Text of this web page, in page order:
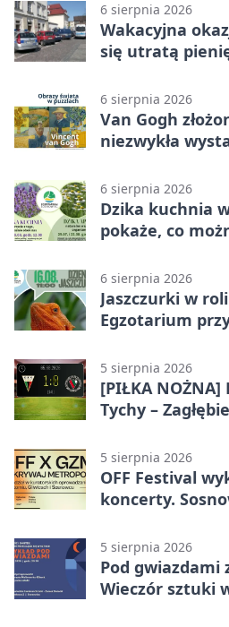
6 sierpnia 2026
Wakacyjna
się utratą
6 sierpnia 2026
Van Gogh
niezwykła
6 sierpnia 2026
Dzika kuchnia
pokaże, co
6 sierpnia 2026
Jaszczurki w
Egzotarium
5 sierpnia 2026
[PIŁKA NOŻNA]
Tychy –
przed przerwą
5 sierpnia 2026
OFF Festival
koncerty.
5 sierpnia 2026
Pod gwiazdami
Wieczór sztuki